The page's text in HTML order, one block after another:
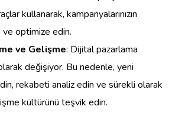
kullanarak, kampanyalarınızın
optimize edin.
ve Gelişme: Dijital pazarlama
değişiyor. Bu nedenle, yeni
rekabeti analiz edin ve sürekli olarak
kültürünü teşvik edin.